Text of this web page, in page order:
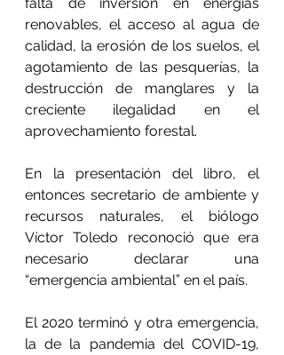
renovables, el acceso al agua de
calidad, la erosión de los suelos, el
agotamiento de las pesquerías, la
destrucción de manglares y la
creciente ilegalidad en el
aprovechamiento forestal.
En la presentación del libro, el
entonces secretario de ambiente y
recursos naturales, el biólogo
Víctor Toledo reconoció que era
necesario declarar una
“emergencia ambiental” en el país.
El 2020 terminó y otra emergencia,
la de la pandemia del COVID-19,